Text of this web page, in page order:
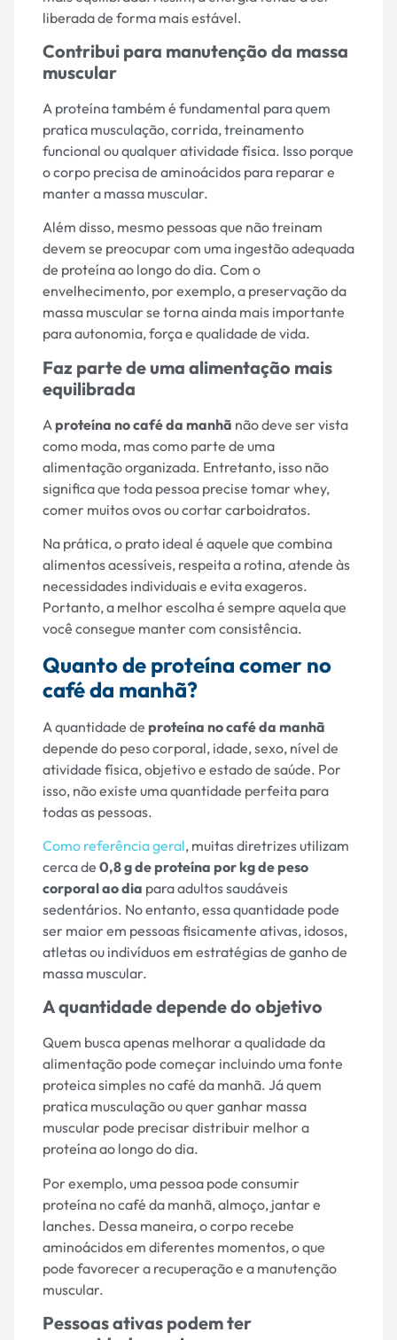
liberada de forma mais estável.
Contribui para manutenção da massa
muscular
A proteína também é fundamental para quem
pratica musculação, corrida, treinamento
funcional ou qualquer atividade física. Isso porque
o corpo precisa de aminoácidos para reparar e
manter a massa muscular.
Além disso, mesmo pessoas que não treinam
devem se preocupar com uma ingestão adequada
de proteína ao longo do dia. Com o
envelhecimento, por exemplo, a preservação da
massa muscular se torna ainda mais importante
para autonomia, força e qualidade de vida.
Faz parte de uma alimentação mais
equilibrada
A proteína no café da manhã não deve ser vista
como moda, mas como parte de uma
alimentação organizada. Entretanto, isso não
significa que toda pessoa precise tomar whey,
comer muitos ovos ou cortar carboidratos.
Na prática, o prato ideal é aquele que combina
alimentos acessíveis, respeita a rotina, atende às
necessidades individuais e evita exageros.
Portanto, a melhor escolha é sempre aquela que
você consegue manter com consistência.
Quanto de proteína comer no
café da manhã?
A quantidade de proteína no café da manhã
depende do peso corporal, idade, sexo, nível de
atividade física, objetivo e estado de saúde. Por
isso, não existe uma quantidade perfeita para
todas as pessoas.
Como referência geral, muitas diretrizes utilizam
cerca de 0,8 g de proteína por kg de peso
corporal ao dia para adultos saudáveis
sedentários. No entanto, essa quantidade pode
ser maior em pessoas fisicamente ativas, idosos,
atletas ou indivíduos em estratégias de ganho de
massa muscular.
A quantidade depende do objetivo
Quem busca apenas melhorar a qualidade da
alimentação pode começar incluindo uma fonte
proteica simples no café da manhã. Já quem
pratica musculação ou quer ganhar massa
muscular pode precisar distribuir melhor a
proteína ao longo do dia.
Por exemplo, uma pessoa pode consumir
proteína no café da manhã, almoço, jantar e
lanches. Dessa maneira, o corpo recebe
aminoácidos em diferentes momentos, o que
pode favorecer a recuperação e a manutenção
muscular.
Pessoas ativas podem ter